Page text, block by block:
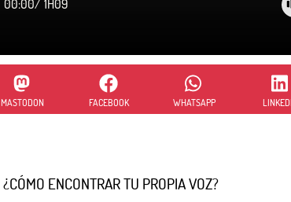
00:00/ 1H09
MASTODON FACEBOOK WHATSAPP
¿CÓMO ENCONTRAR TU PROPIA VOZ?